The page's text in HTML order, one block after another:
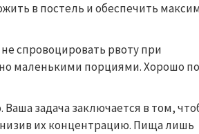
в постель и обеспечить
спровоцировать рвоту при
маленькими порциями. Хорошо
задача заключается в том,
их концентрацию. Пища лишь